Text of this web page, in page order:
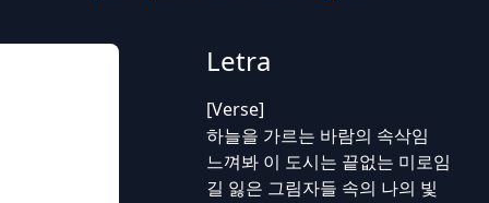
Letra
[Verse]
하늘을 가르는 바람의 속삭임
느껴봐 이 도시는 끝없는 미로임
길 잃은 그림자들 속의 나의 빛